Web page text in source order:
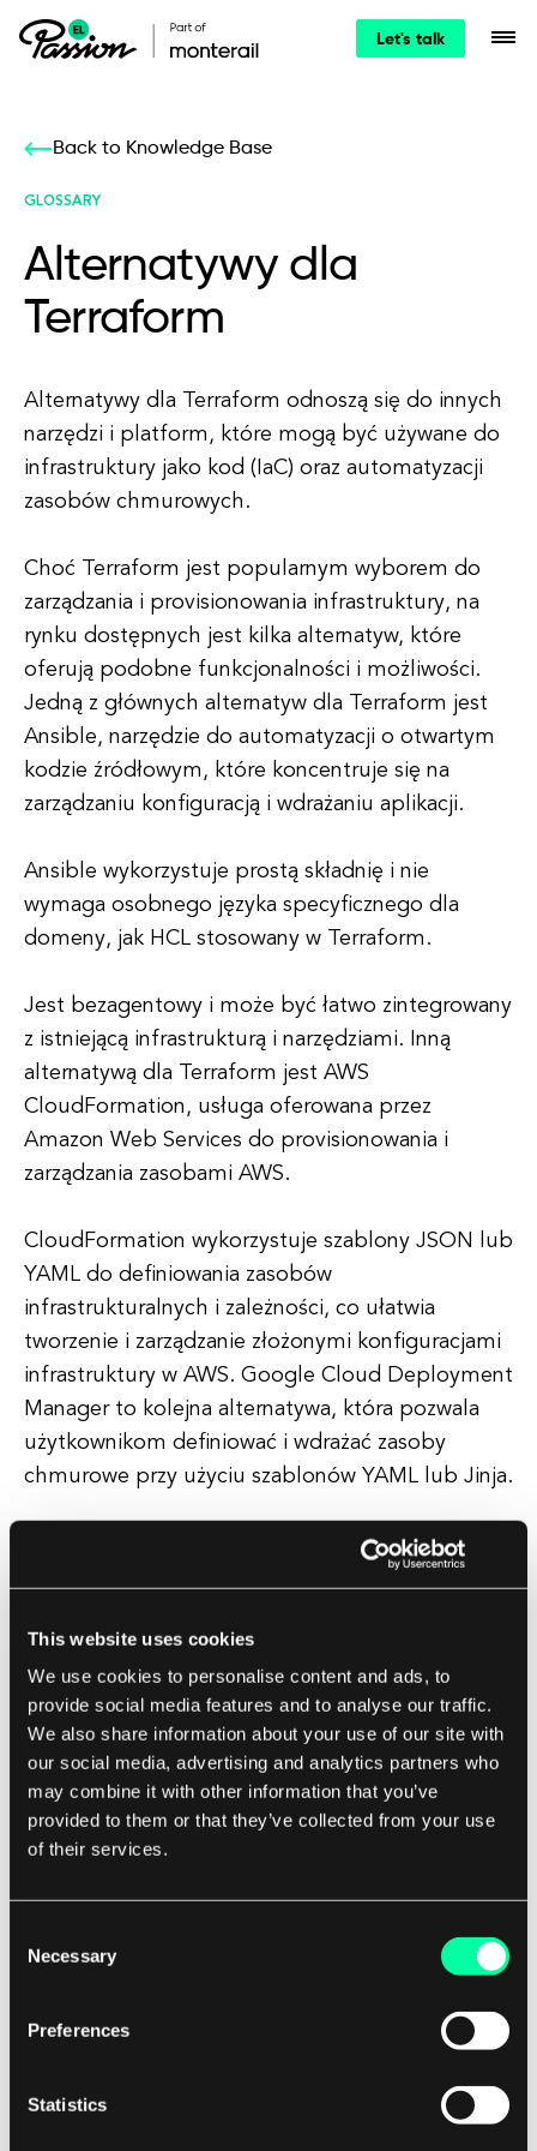
This website uses cookies
We use cookies to personalise content and ads, to
provide social media features and to analyse our traffic.
We also share information about your use of our site with
our social media, advertising and analytics partners who
may combine it with other information that you’ve
provided to them or that they’ve collected from your use
of their services.
Selection
Necessary
Preferences
Statistics
Let's talk
Back to Knowledge Base
GLOSSARY
Alternatywy dla
Terraform
Alternatywy dla Terraform odnoszą się do innych
narzędzi i platform, które mogą być używane do
infrastruktury jako kod (IaC) oraz automatyzacji
zasobów chmurowych.
Choć Terraform jest popularnym wyborem do
zarządzania i provisionowania infrastruktury, na
rynku dostępnych jest kilka alternatyw, które
oferują podobne funkcjonalności i możliwości.
Jedną z głównych alternatyw dla Terraform jest
Ansible, narzędzie do automatyzacji o otwartym
kodzie źródłowym, które koncentruje się na
zarządzaniu konfiguracją i wdrażaniu aplikacji.
Ansible wykorzystuje prostą składnię i nie
wymaga osobnego języka specyficznego dla
domeny, jak HCL stosowany w Terraform.
Jest bezagentowy i może być łatwo zintegrowany
z istniejącą infrastrukturą i narzędziami. Inną
alternatywą dla Terraform jest AWS
CloudFormation, usługa oferowana przez
Amazon Web Services do provisionowania i
zarządzania zasobami AWS.
CloudFormation wykorzystuje szablony JSON lub
YAML do definiowania zasobów
infrastrukturalnych i zależności, co ułatwia
tworzenie i zarządzanie złożonymi konfiguracjami
infrastruktury w AWS. Google Cloud Deployment
Manager to kolejna alternatywa, która pozwala
użytkownikom definiować i wdrażać zasoby
chmurowe przy użyciu szablonów YAML lub Jinja.
Integruje się bezproblemowo z usługami Google
Cloud Platform i oferuje prosty oraz intuicyjny
Inne alternatywy dla Terraform to Puppet, Chef i
SaltStack, które są bardziej skoncentrowane na
zarządzaniu konfiguracją oraz automatyzacji
wdrażania oprogramowania, a nie na
provisionowaniu infrastruktury.
Narzędzia te oferują szereg funkcji i możliwości
alternatywy dla Terraform zapewniają
Każde narzędzie ma swoje mocne i słabe strony,